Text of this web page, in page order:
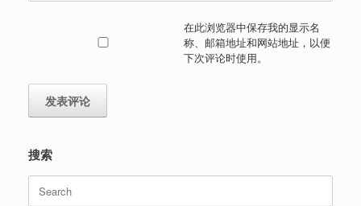
在此浏览器中保存我的显示名
称、邮箱地址和网站地址，以便
下次评论时使用。
搜索
Search
for: